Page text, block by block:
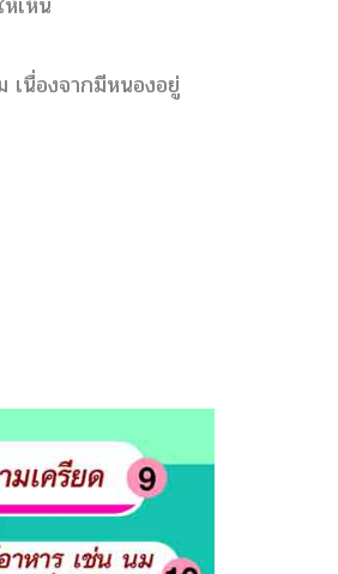
เนื่องจากมีหนองอยู่